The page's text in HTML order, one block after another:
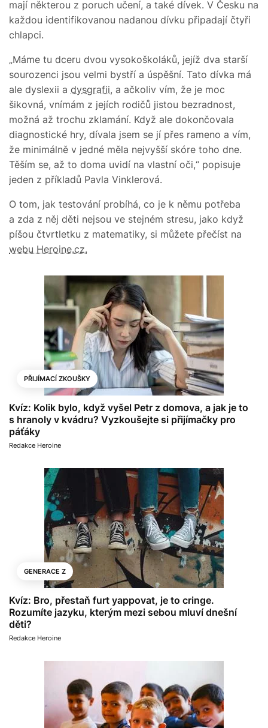
mají některou z poruch učení, a také dívek. V Česku na
každou identifikovanou nadanou dívku připadají čtyři
chlapci.
„Máme tu dceru dvou vysokoškoláků, jejíž dva starší
sourozenci jsou velmi bystří a úspěšní. Tato dívka má
ale dyslexii a dysgrafii, a ačkoliv vím, že je moc
šikovná, vnímám z jejích rodičů jistou bezradnost,
možná až trochu zklamání. Když ale dokončovala
diagnostické hry, dívala jsem se jí přes rameno a vím,
že minimálně v jedné měla nejvyšší skóre toho dne.
Těším se, až to doma uvidí na vlastní oči,“ popisuje
jeden z příkladů Pavla Vinklerová.
O tom, jak testování probíhá, co je k němu potřeba
a zda z něj děti nejsou ve stejném stresu, jako když
píšou čtvrtletku z matematiky, si můžete přečíst na
webu Heroine.cz.
PŘIJÍMACÍ ZKOUŠKY
Kvíz: Kolik bylo, když vyšel Petr z domova, a jak je to
s hranoly v kvádru? Vyzkoušejte si přijímačky pro
páťáky
Redakce Heroine
GENERACE Z
Kvíz: Bro, přestaň furt yappovat, je to cringe.
Rozumíte jazyku, kterým mezi sebou mluví dnešní
děti?
Redakce Heroine